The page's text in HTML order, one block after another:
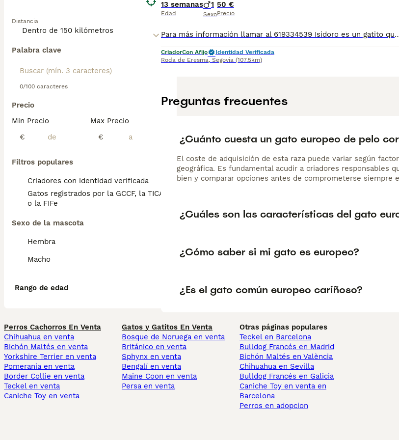
Distancia
Palabra clave
0/100 caracteres
Precio
Min Precio
€
Max Precio
€
Filtros populares
Criadores con identidad verificada
Gatos registrados por la GCCF, la TICA
o la FIFe
Sexo de la mascota
Hembra
Macho
Rango de edad
carácter equilibrado y que se adapte a la vida en España.
13 semanas
Edad
1
Sexo
50 €
Precio
Para más información llamar al 619334539 Isidoro es un gatito que busca su familia ideal. Desde que lo encontramos recién nacido con su mamá y hermanos
CriadorCon Afijo
Identidad Verificada
Roda de Eresma, Segovia (107.5km)
Preguntas frecuentes
¿Cuánto cuesta un gato europeo de pelo
El coste de adquisición de esta raza puede variar según
geográfica. Es fundamental acudir a criadores responsables
bien y comparar opciones antes de comprometerse siempre
¿Cuáles son las características del gato
¿Cómo saber si mi gato es europeo?
¿Es el gato común europeo cariñoso?
Perros Cachorros En Venta
Chihuahua en venta
Bichón Maltés en venta
Yorkshire Terrier en venta
Pomerania en venta
Border Collie en venta
Teckel en venta
Caniche Toy en venta
Gatos y Gatitos En Venta
Bosque de Noruega en venta
Británico en venta
Sphynx en venta
Bengalí en venta
Maine Coon en venta
Persa en venta
Otras páginas populares
Teckel en Barcelona
Bulldog Francés en Madrid
Bichón Maltés en València
Chihuahua en Sevilla
Bulldog Francés en Galicia
Caniche Toy en venta en
Barcelona
Perros en adopcion